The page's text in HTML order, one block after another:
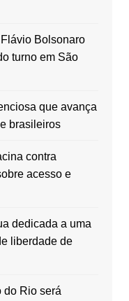
Bolsonaro
turno em São
que avança
brasileiros
contra
acesso e
dedicada a uma
liberdade de
do Rio será